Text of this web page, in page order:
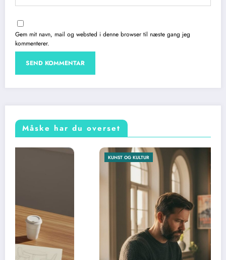
Gem mit navn, mail og websted i denne browser til næste gang jeg
kommenterer.
Måske har du overset